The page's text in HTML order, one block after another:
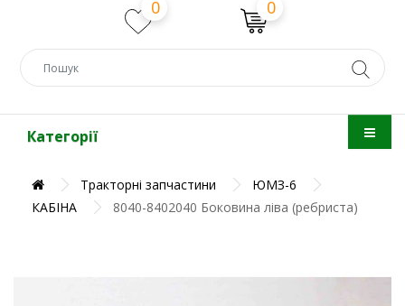
0 0
Категорії
Тракторні запчастини
ЮМЗ-6
КАБІНА
8040-8402040 Боковина ліва (ребриста)